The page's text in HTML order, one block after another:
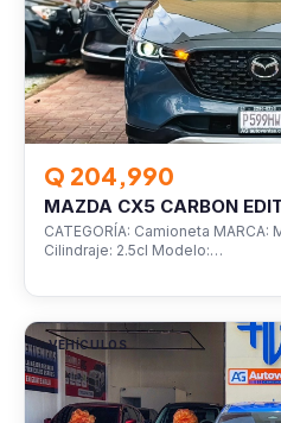
Q 204,990
MAZDA CX5 CARBON
CATEGORÍA: Camioneta
Cilindraje: 2.5cl Modelo:…
VEHÍCULOS